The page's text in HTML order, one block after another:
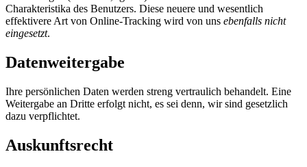
Charakteristika des Benutzers. Diese neuere und wesentlich
effektivere Art von Online-Tracking wird von uns ebenfalls nicht
eingesetzt.
Datenweitergabe
Ihre persönlichen Daten werden streng vertraulich behandelt. Eine
Weitergabe an Dritte erfolgt nicht, es sei denn, wir sind gesetzlich
dazu verpflichtet.
Auskunftsrecht